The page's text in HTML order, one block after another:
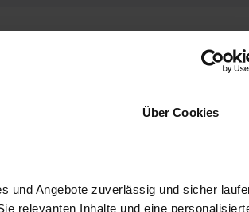
Über Cookies
und Angebote zuverlässig und sicher
relevanten Inhalte und eine